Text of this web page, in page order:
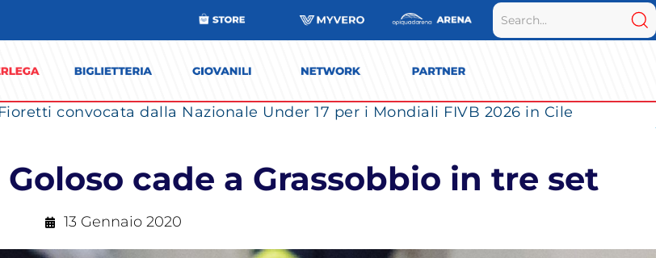
convocata dalla Nazionale Under 17 per i Mondiali FIVB 2026 in Cile
cade a Grassobbio in tre set
13 Gennaio 2020